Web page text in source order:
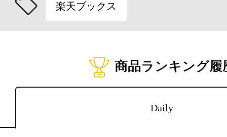
楽天ブックス
商品ランキング履
Daily